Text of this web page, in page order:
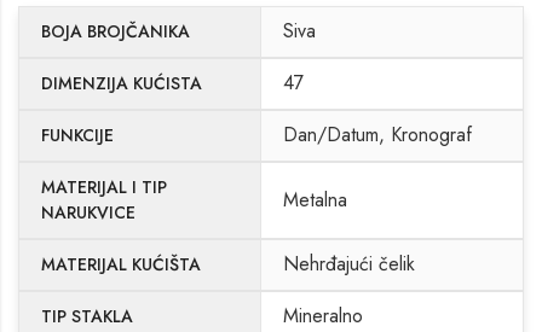
BOJA BROJČANIKA Siva
DIMENZIJA KUĆISTA 47
FUNKCIJE Dan/Datum, Kronograf
MATERIJAL I TIP
NARUKVICE
Metalna
MATERIJAL KUĆIŠTA Nehrđajući čelik
TIP STAKLA Mineralno